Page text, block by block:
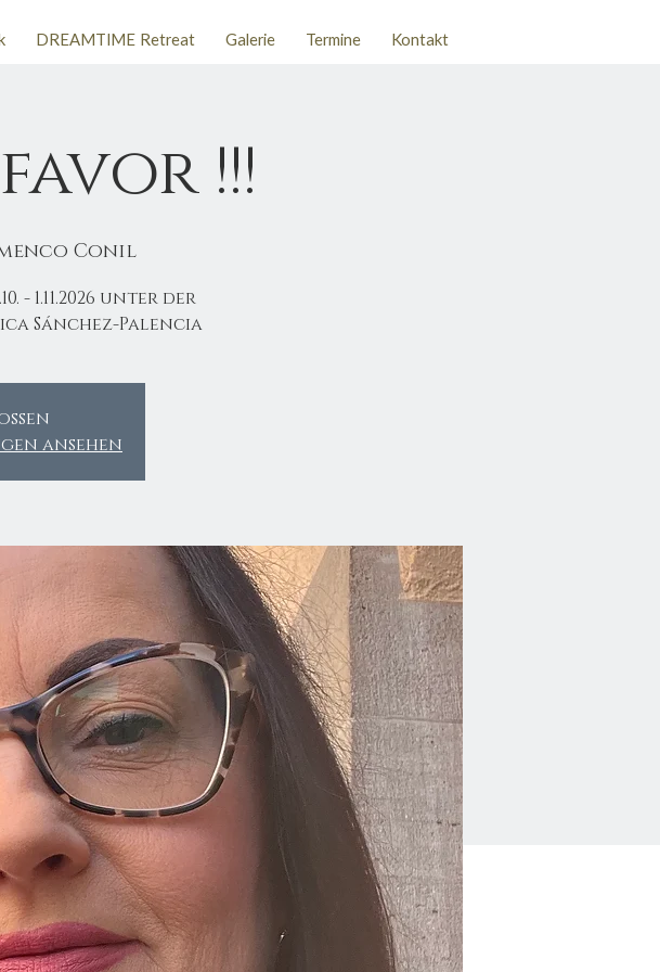
DREAMTIME Retreat Galerie Termine Kontakt
!!!
Conil
- 1.11.2026 unter der
Sánchez-Palencia
ansehen